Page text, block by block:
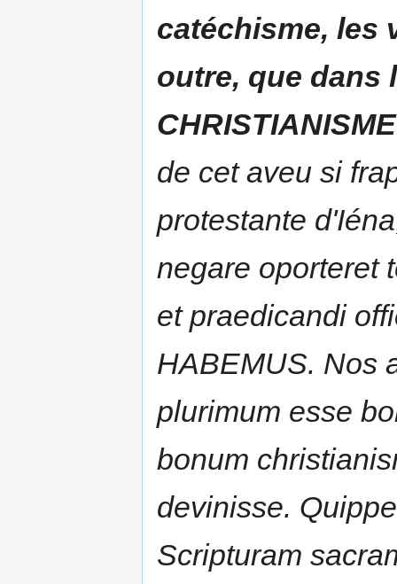
catéchisme, les
outre, que dans
CHRISTIANISME
de cet aveu si
protestante
negare oporteret
et praedicandi
HABEMUS. Nos
plurimum esse
bonum
devinisse.
Scripturam